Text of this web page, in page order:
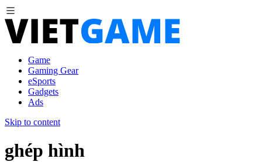
Game
Gaming Gear
eSports
Gadgets
Ads
Skip to content
ghép hình